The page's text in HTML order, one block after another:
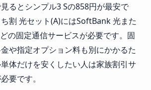
るとシンプル3 Sの858円が最安で
割 光セット(A)にはSoftBank 光また
の固定通信サービスが必要です。固
や指定オプション料も別にかかるた
体だけを安くしたい人は家族割引サ
要です。